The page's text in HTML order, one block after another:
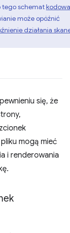
tego schemat
może opóźnić
działania
się, że
mogą mieć
i renderowania